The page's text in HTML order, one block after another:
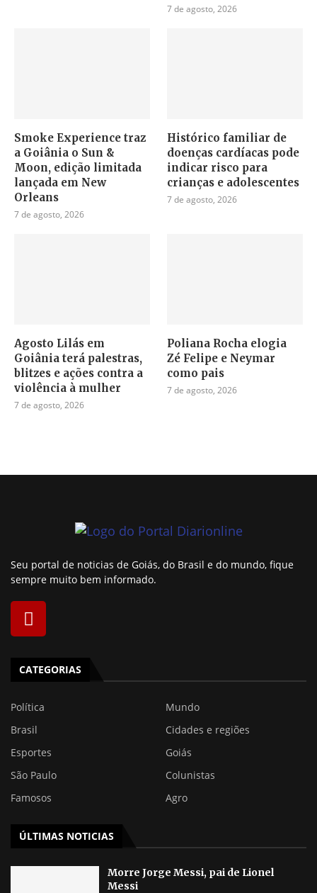
7 de agosto, 2026
Smoke Experience traz
a Goiânia o Sun &
Moon, edição limitada
lançada em New
Orleans
7 de agosto, 2026
Histórico familiar de
doenças cardíacas pode
indicar risco para
crianças e adolescentes
7 de agosto, 2026
Agosto Lilás em
Goiânia terá palestras,
blitzes e ações contra a
violência à mulher
7 de agosto, 2026
Poliana Rocha elogia
Zé Felipe e Neymar
como pais
7 de agosto, 2026
Seu portal de noticias de Goiás, do Brasil e do mundo, fique
sempre muito bem informado.
CATEGORIAS
Política
Mundo
Brasil
Cidades e regiões
Esportes
Goiás
São Paulo
Colunistas
Famosos
Agro
ÚLTIMAS NOTICIAS
Morre Jorge Messi, pai de Lionel
Messi